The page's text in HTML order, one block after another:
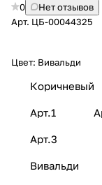
0
Нет отзывов
Арт. ЦБ-00044325
Цвет: Вивальди
Коричневый
Арт.1
Арт.3
Вивальди